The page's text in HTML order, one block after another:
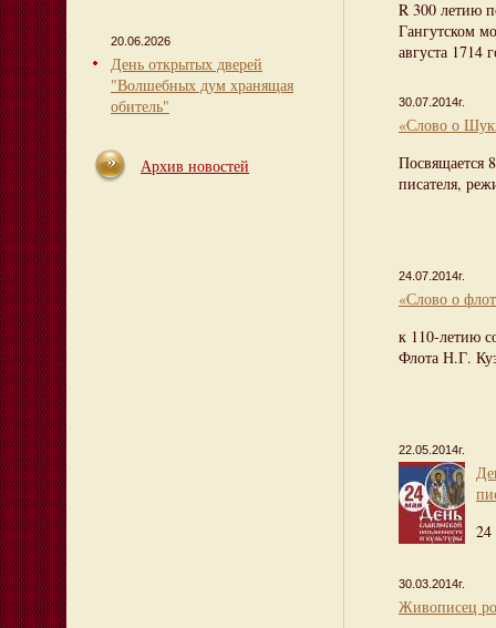
20.06.2026
День открытых дверей
"Волшебных дум хранящая
обитель"
Архив новостей
R 300 летию
Гангутском
августа 1714
30.07.2014г.
«Слово о
Посвящается
писателя,
24.07.2014г.
«Слово о
к 110-летию
Флота Н.Г.
22.05.2014г.
24
30.03.2014г.
Живописец